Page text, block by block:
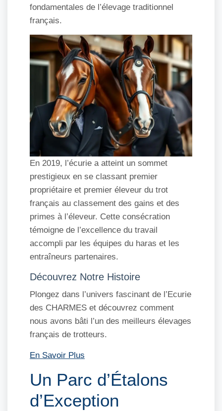
fondamentales de l’élevage traditionnel
français.
En 2019, l’écurie a atteint un sommet
prestigieux en se classant premier
propriétaire et premier éleveur du trot
français au classement des gains et des
primes à l’éleveur. Cette consécration
témoigne de l’excellence du travail
accompli par les équipes du haras et les
entraîneurs partenaires.
Découvrez Notre Histoire
Plongez dans l’univers fascinant de l’Ecurie
des CHARMES et découvrez comment
nous avons bâti l’un des meilleurs élevages
français de trotteurs.
En Savoir Plus
Un Parc d’Étalons
d’Exception